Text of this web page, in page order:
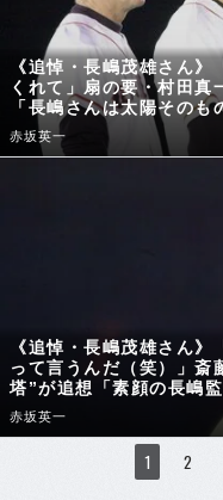
《追悼・長嶋茂雄さん
くれて」扇の要・村田真
「長嶋さんは太陽そのも
赤坂英一
《追悼・長嶋茂雄さん
って言うんだ（笑）」斎
塔”が追想「素顔の長嶋
赤坂英一
1 2